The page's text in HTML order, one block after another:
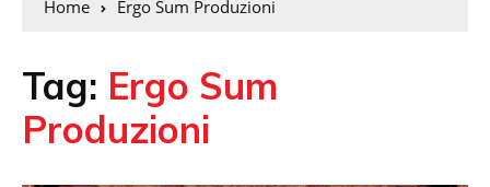
Home Ergo Sum Produzioni
Tag: Ergo Sum
Produzioni